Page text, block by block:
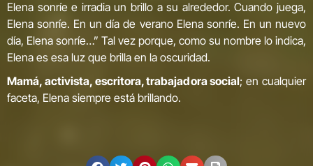
Elena sonríe e irradia un brillo a su alrededor. Cuando juega,
Elena sonríe. En un día de verano Elena sonríe. En un nuevo
día, Elena sonríe…” Tal vez porque, como su nombre lo indica,
Elena es esa luz que brilla en la oscuridad.
Mamá, activista, escritora, trabajadora social; en cualquier
faceta, Elena siempre está brillando.